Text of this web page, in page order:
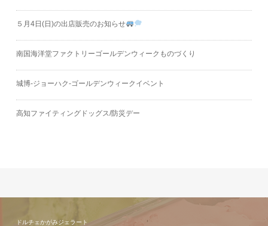
５月4日(日)の出店販売のお知らせ
南国海洋堂ファクトリーゴールデンウィークものづくり
城博‐ジョーハク‐ゴールデンウィークイベント
高知ファイティングドッグス/防災デー
ドルチェかがみジェラート